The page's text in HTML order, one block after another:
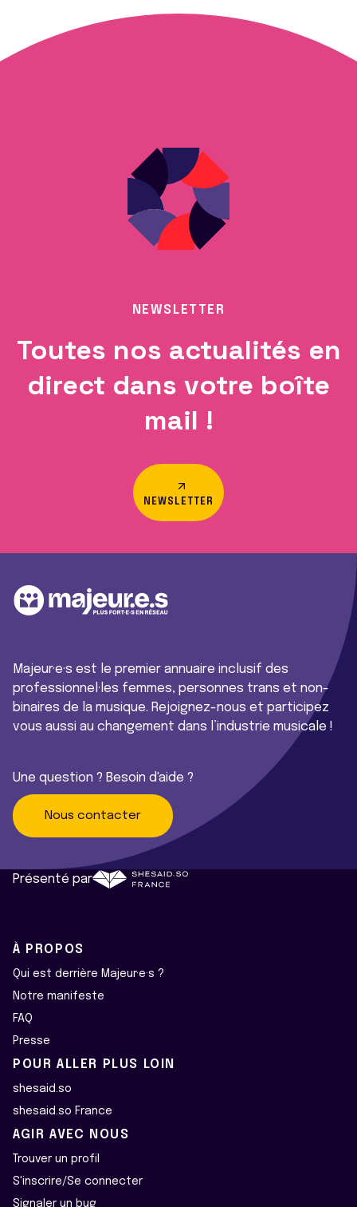
NEWSLETTER
Toutes nos actualités en
direct dans votre boîte
mail !
NEWSLETTER
Majeur·e·s est le premier annuaire inclusif des
professionnel·les femmes, personnes trans et non-
binaires de la musique. Rejoignez-nous et participez
vous aussi au changement dans l’industrie musicale !
Une question ? Besoin d'aide ?
Nous contacter
Présenté par
À PROPOS
Qui est derrière Majeur·e·s ?
Notre manifeste
FAQ
Presse
POUR ALLER PLUS LOIN
shesaid.so
shesaid.so France
AGIR AVEC NOUS
Trouver un profil
S'inscrire/Se connecter
Signaler un bug